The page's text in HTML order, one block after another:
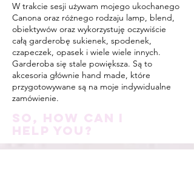
W trakcie sesji używam mojego ukochanego
Canona oraz różnego rodzaju lamp, blend,
obiektywów oraz wykorzystuję oczywiście
całą garderobę sukienek, spodenek,
czapeczek, opasek i wiele wiele innych.
Garderoba się stale powiększa. Są to
akcesoria głównie hand made, które
przygotowywane są na moje indywidualne
zamówienie.
SO, How Can I
Help You?